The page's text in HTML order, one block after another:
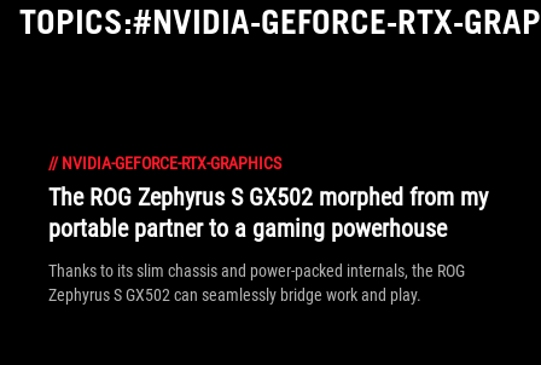
TOPICS:#NVIDIA-GEFORCE-RTX-
// NVIDIA-GEFORCE-RTX-GRAPHICS
The ROG Zephyrus S GX502 morphed from my
portable partner to a gaming powerhouse
Thanks to its slim chassis and power-packed internals, the ROG
Zephyrus S GX502 can seamlessly bridge work and play.